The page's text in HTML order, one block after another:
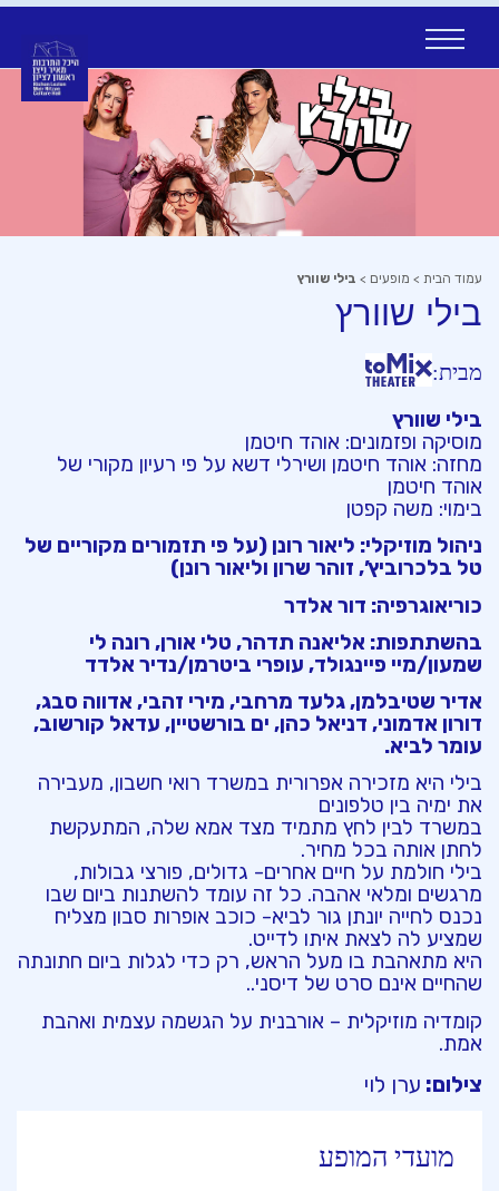
עמוד הבית > מופעים > בילי שוורץ
בילי שוורץ
מבית:
בילי שוורץ
מוסיקה ופזמונים: אוהד חיטמן
מחזה: אוהד חיטמן ושירלי דשא על פי רעיון מקורי של
אוהד חיטמן
בימוי: משה קפטן
ניהול מוזיקלי: ליאור רונן (על פי תזמורים מקוריים של
טל בלכרוביץ’, זוהר שרון וליאור רונן)
כוריאוגרפיה: דור אלדר
בהשתתפות: אליאנה תדהר, טלי אורן, רונה לי
שמעון/מיי פיינגולד, עופרי ביטרמן/נדיר אלדד
אדיר שטיבלמן, גלעד מרחבי, מירי זהבי, אדווה סבג,
דורון אדמוני, דניאל כהן, ים בורשטיין, עדאל קורשוב,
עומר לביא.
בילי היא מזכירה אפרורית במשרד רואי חשבון, מעבירה
את ימיה בין טלפונים
במשרד לבין לחץ מתמיד מצד אמא שלה, המתעקשת
לחתן אותה בכל מחיר.
בילי חולמת על חיים אחרים- גדולים, פורצי גבולות,
מרגשים ומלאי אהבה. כל זה עומד להשתנות ביום שבו
נכנס לחייה יונתן גור לביא- כוכב אופרות סבון מצליח
שמציע לה לצאת איתו לדייט.
היא מתאהבת בו מעל הראש, רק כדי לגלות ביום חתונתה
שהחיים אינם סרט של דיסני..
קומדיה מוזיקלית – אורבנית על הגשמה עצמית ואהבת
אמת.
צילום: ערן לוי
מועדי המופע